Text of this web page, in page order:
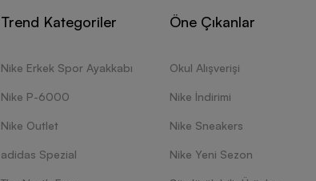
Trend Kategoriler
Nike Erkek Spor Ayakkabı
Nike P-6000
Nike Outlet
adidas Spezial
Öne Çıkanlar
Okul Alışverişi
Nike İndirimi
Nike Sneakers
Nike Yeni Sezon